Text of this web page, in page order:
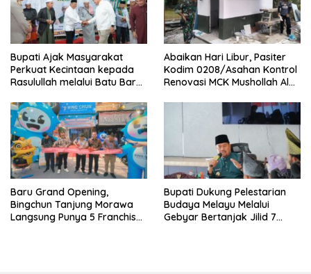
Bupati Ajak Masyarakat
Perkuat Kecintaan kepada
Rasulullah melalui Batu Bara
Abaikan Hari Libur, Pasiter
Kodim 0208/Asahan Kontrol
Renovasi MCK Mushollah Al
‎Baru Grand Opening,
Bingchun Tanjung Morawa
Langsung Punya 5 Franchise
Bupati Dukung Pelestarian
Budaya Melayu Melalui
Gebyar Bertanjak Jilid 7